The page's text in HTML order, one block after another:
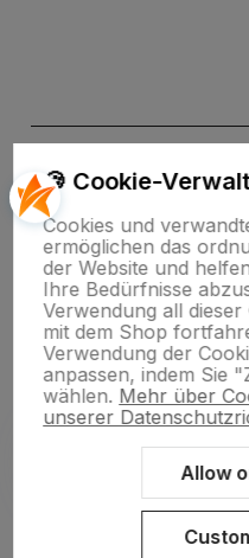
polityce
Sklep internetowy Shoper.pl
🍪 Cookie-
Cookies und
ermöglichen das
der Website und
Ihre Bedürfnisse
Verwendung all
mit dem Shop
Verwendung der
anpassen, indem Sie
wählen. Mehr über
unserer
Allow